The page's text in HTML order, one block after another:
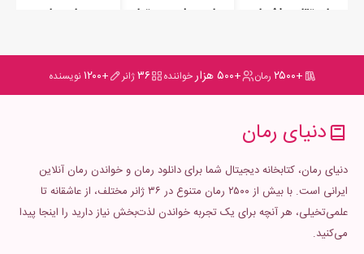
رمان بهادر
+۲۵۰۰ رمان +۵۰۰ هزار خواننده ۳۶ژانر +۱۲۰۰ نویسنده
دنیای رمان
دنیای رمان، کتابخانه دیجیتال شما برای دانلود رمان و خواندن رمان آنلاین
ایرانی است. با بیش از ۲۵۰۰ رمان متنوع در ۳۶ ژانر مختلف، از عاشقانه تا
علمی‌تخیلی، هر آنچه برای یک تجربه خواندن لذت‌بخش نیاز دارید را اینجا پیدا
می‌کنید.